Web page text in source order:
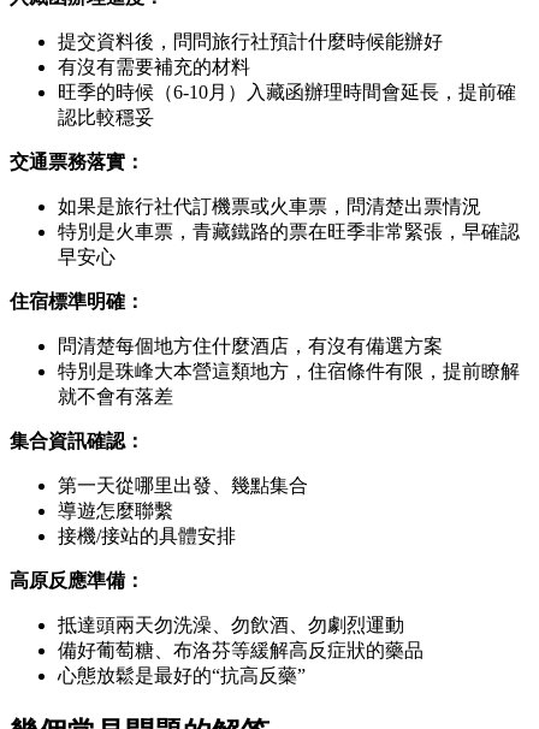
提交資料後，問問旅行社預計什麼時候能辦好
有沒有需要補充的材料
旺季的時候（6-10月）入藏函辦理時間會延長，提前確
認比較穩妥
交通票務落實：
如果是旅行社代訂機票或火車票，問清楚出票情況
特別是火車票，青藏鐵路的票在旺季非常緊張，早確認
早安心
住宿標準明確：
問清楚每個地方住什麼酒店，有沒有備選方案
特別是珠峰大本營這類地方，住宿條件有限，提前瞭解
就不會有落差
集合資訊確認：
第一天從哪里出發、幾點集合
導遊怎麼聯繫
接機/接站的具體安排
高原反應準備：
抵達頭兩天勿洗澡、勿飲酒、勿劇烈運動
備好葡萄糖、布洛芬等緩解高反症狀的藥品
心態放鬆是最好的“抗高反藥”